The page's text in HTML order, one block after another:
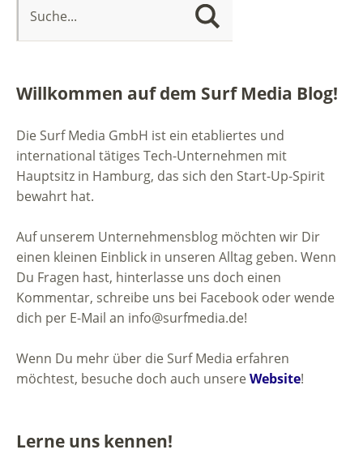
Willkommen auf dem Surf Media Blog!
Die Surf Media GmbH ist ein etabliertes und
international tätiges Tech-Unternehmen mit
Hauptsitz in Hamburg, das sich den Start-Up-Spirit
bewahrt hat.
Auf unserem Unternehmensblog möchten wir Dir
einen kleinen Einblick in unseren Alltag geben. Wenn
Du Fragen hast, hinterlasse uns doch einen
Kommentar, schreibe uns bei Facebook oder wende
dich per E-Mail an info@surfmedia.de!
Wenn Du mehr über die Surf Media erfahren
möchtest, besuche doch auch unsereWebsite!
Lerne uns kennen!